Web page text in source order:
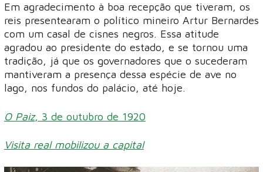
Em agradecimento à boa recepção que tiveram, os
reis presentearam o político mineiro Artur Bernardes
com um casal de cisnes negros. Essa atitude
agradou ao presidente do estado, e se tornou uma
tradição, já que os governadores que o sucederam
mantiveram a presença dessa espécie de ave no
lago, nos fundos do palácio, até hoje.
O Paiz, 3 de outubro de 1920
Visita real mobilizou a capital